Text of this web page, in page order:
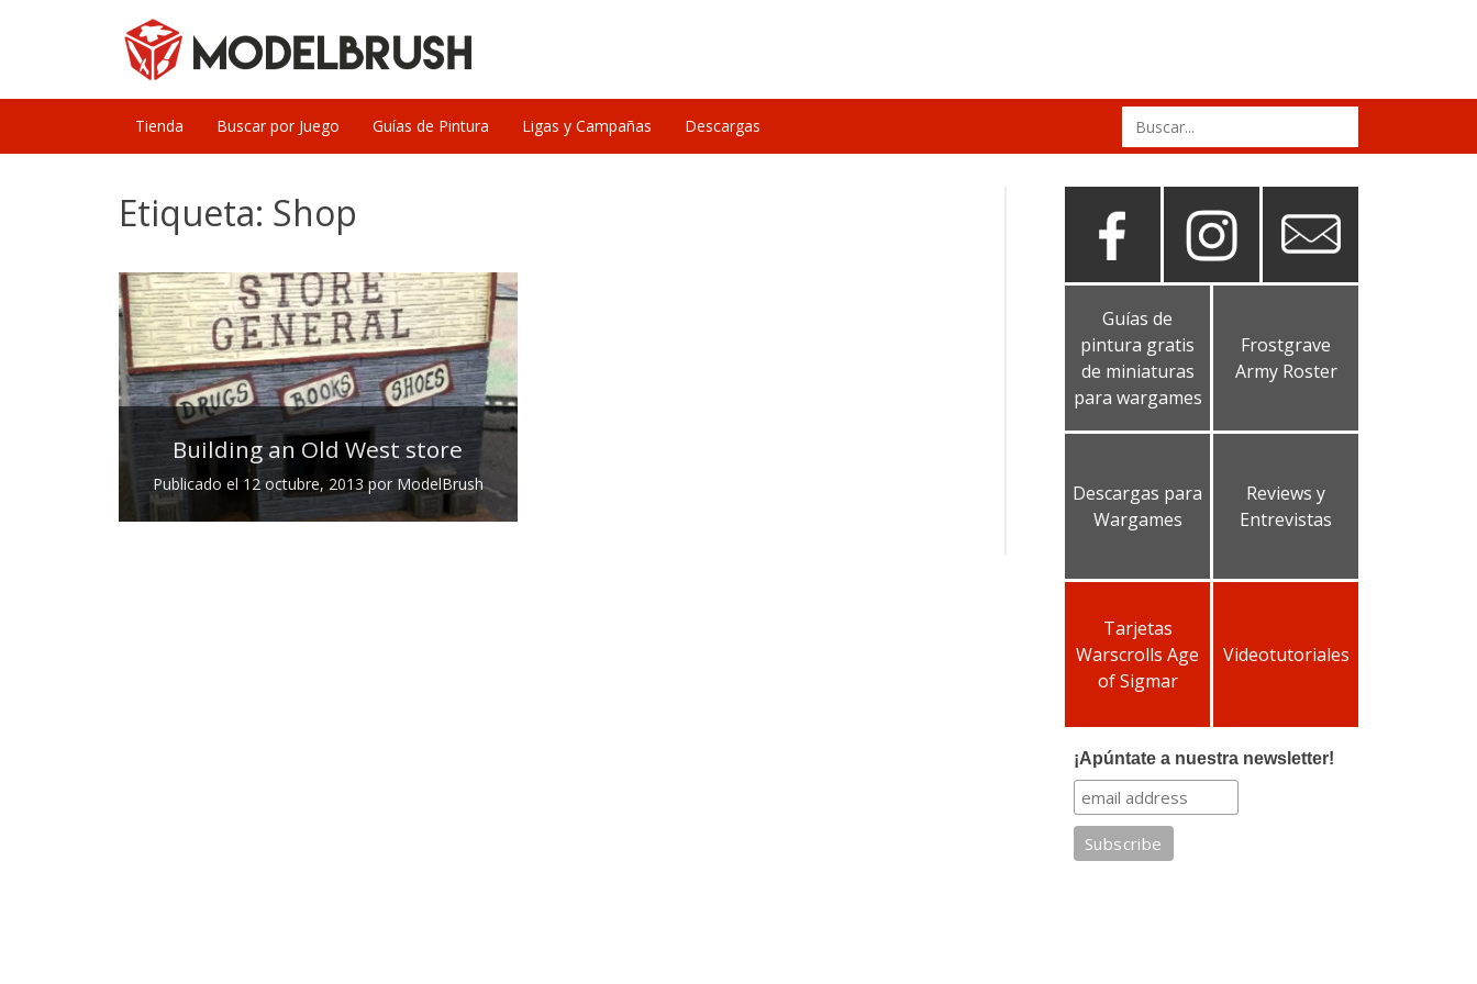
Tienda Buscar por Juego Guías de Pintura Ligas y Campañas Descargas
Search
for:
Etiqueta: Shop
Building an Old West store
Publicado el 12 octubre, 2013 por ModelBrush
Guías de
pintura gratis
de miniaturas
para wargames
Frostgrave
Army Roster
Descargas para
Wargames
Reviews y
Entrevistas
Tarjetas
Warscrolls Age
of Sigmar
Videotutoriales
¡Apúntate a nuestra newsletter!